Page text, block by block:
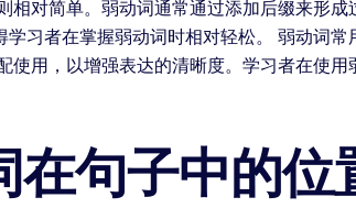
对简单。弱动词通常通过添加后缀来形成
习者在掌握弱动词时相对轻松。 弱动词
使用，以增强表达的清晰度。学习者在使
在句子中的位